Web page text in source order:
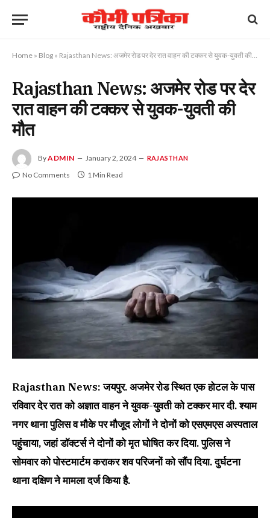
Home » Blog » Rajasthan News: अजमेर रोड पर देर रात वाहन की टक्कर से युवक-युवती की मौत
Rajasthan News: अजमेर रोड पर देर
रात वाहन की टक्कर से युवक-युवती की
मौत
ByADMIN January 2, 2024 RAJASTHAN
No Comments 1 Min Read
Rajasthan News: जयपुर. अजमेर रोड स्थित एक होटल के पास
रविवार देर रात को अज्ञात वाहन ने युवक-युवती को टक्कर मार दी. श्याम
नगर थाना पुलिस व मौके पर मौजूद लोगों ने दोनों को एसएमएस अस्पताल
पहुंचाया, जहां डॉक्टर्स ने दोनों को मृत घोषित कर दिया. पुलिस ने
सोमवार को पोस्टमार्टम कराकर शव परिजनों को सौंप दिया. दुर्घटना
थाना दक्षिण ने मामला दर्ज किया है.